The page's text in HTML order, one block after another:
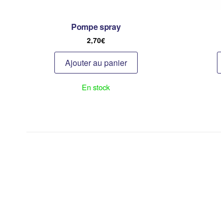
Pompe spray
2,70€
Ajouter au panier
En stock